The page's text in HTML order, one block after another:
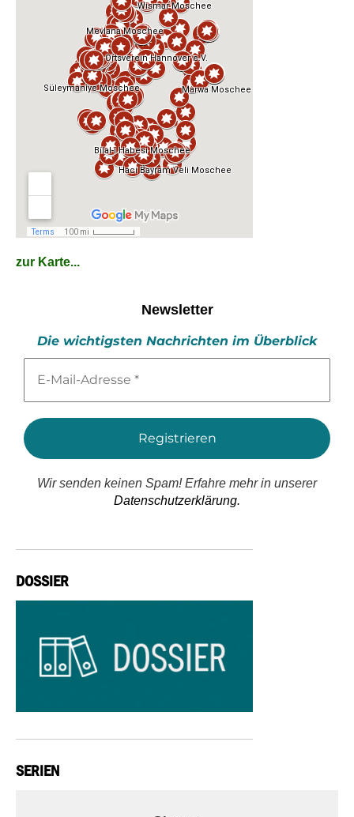
zur Karte...
Newsletter
Die wichtigsten Nachrichten im Überblick
Mail-
*
Wir senden keinen Spam! Erfahre mehr in unserer
Datenschutzerklärung.
DOSSIER
SERIEN